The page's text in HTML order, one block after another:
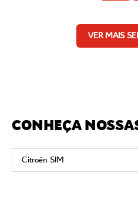
VER MAIS
CONHEÇA